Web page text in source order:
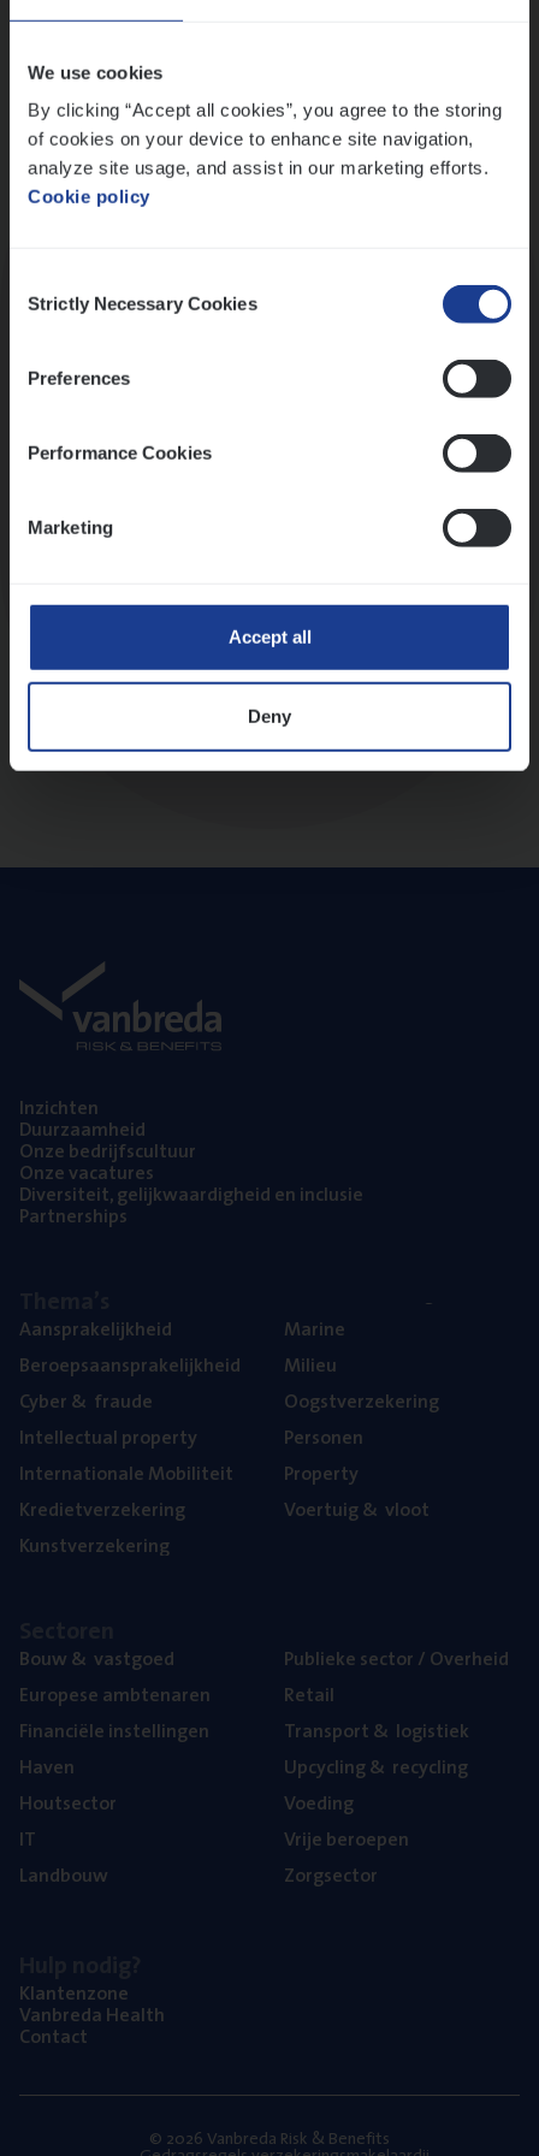
We use cookies
By clicking “Accept all cookies”, you agree to the storing
of cookies on your device to enhance site navigation,
analyze site usage, and assist in our marketing efforts.
Cookie policy
Selection
Strictly Necessary Cookies
Preferences
Performance Cookies
Marketing
Accept all
Deny
Inzich­ten
Duur­zaam­heid
Onze bedrijfs­cul­tuur
Onze vaca­tu­res
Diver­si­teit, gelijk­waar­dig­heid en inclusie
Part­ner­ships
Aan­spra­ke­lijk­heid
Beroeps­aan­spra­ke­lijk­heid
Cyber& fraude
Intel­lec­tu­al property
Inter­na­ti­o­na­le Mobiliteit
Kre­diet­ver­ze­ke­ring
Kunst­ver­ze­ke­ring
Mari­ne
Mili­eu
Oogst­ver­ze­ke­ring
Per­so­nen
Pro­per­ty
Voer­tuig& vloot
Bouw& vastgoed
Euro­pe­se ambtenaren
Finan­ci­ë­le instellingen
Haven
Hout­sec­tor
IT
Land­bouw
Publie­ke sec­tor / Overheid
Retail
Trans­port& logistiek
Upcy­cling& recycling
Voe­ding
Vrije beroe­pen
Zorg­sec­tor
Klan­ten­zo­ne
Van­b­re­da Health
Con­tact
© 2026 Vanbreda Risk & Benefits